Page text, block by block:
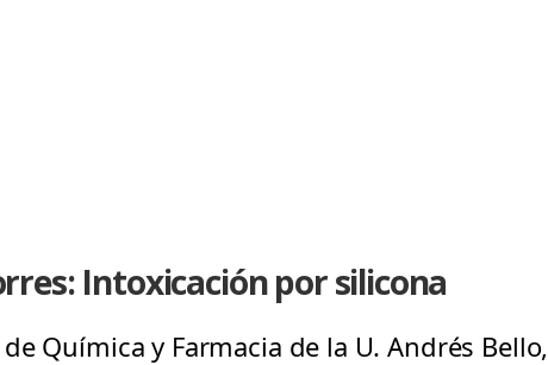
Intoxicación por silicona
Química y Farmacia de la U. Andrés Bello,